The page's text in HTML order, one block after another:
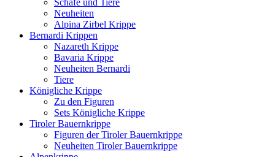
Schafe und Tiere
Neuheiten
Alpina Zirbel Krippe
Bernardi Krippen
Nazareth Krippe
Bavaria Krippe
Neuheiten Bernardi
Tiere
Königliche Krippe
Zu den Figuren
Sets Königliche Krippe
Tiroler Bauernkrippe
Figuren der Tiroler Bauernkrippe
Neuheiten Tiroler Bauernkrippe